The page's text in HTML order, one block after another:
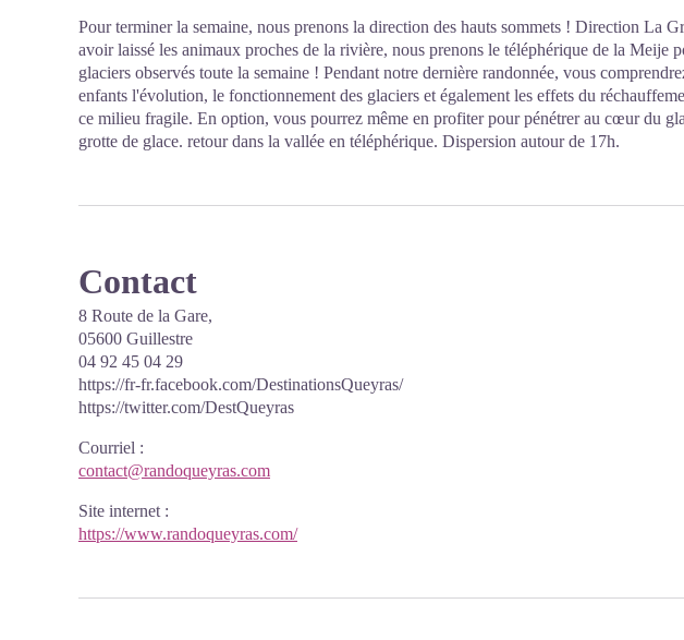
Pour terminer la semaine, nous prenons la direction des hauts sommets ! Direction La
avoir laissé les animaux proches de la rivière, nous prenons le téléphérique de la Meije
glaciers observés toute la semaine ! Pendant notre dernière randonnée, vous
enfants l'évolution, le fonctionnement des glaciers et également les effets du
ce milieu fragile. En option, vous pourrez même en profiter pour pénétrer au cœur du
grotte de glace. retour dans la vallée en téléphérique. Dispersion autour de 17h.
Contact
8 Route de la Gare,
05600 Guillestre
04 92 45 04 29
https://fr-fr.facebook.com/DestinationsQueyras/
https://twitter.com/DestQueyras
Courriel :
contact@randoqueyras.com
Site internet :
https://www.randoqueyras.com/